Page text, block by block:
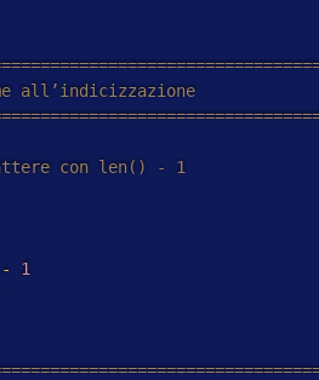
# 8. Usare len() insieme all’indicizzazione
-
1